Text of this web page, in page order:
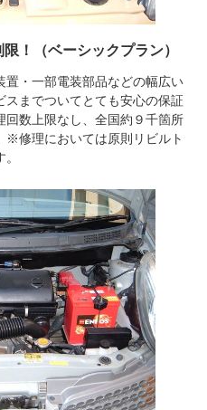
！（ベーシックプラン）
置・一部電装部品などの幅広い
までついてとても安心の保証
回数上限なし、全国約９千箇所
※修理においては原則リビルト